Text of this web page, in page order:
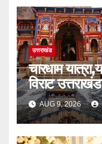
उत्तराखंड
चारधाम
विराट उत्तराखंड
AUG 9, 2026